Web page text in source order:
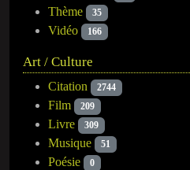
Thème 35
Vidéo 166
Art / Culture
Citation 2744
Film 209
Livre 309
Musique 51
Poésie 0